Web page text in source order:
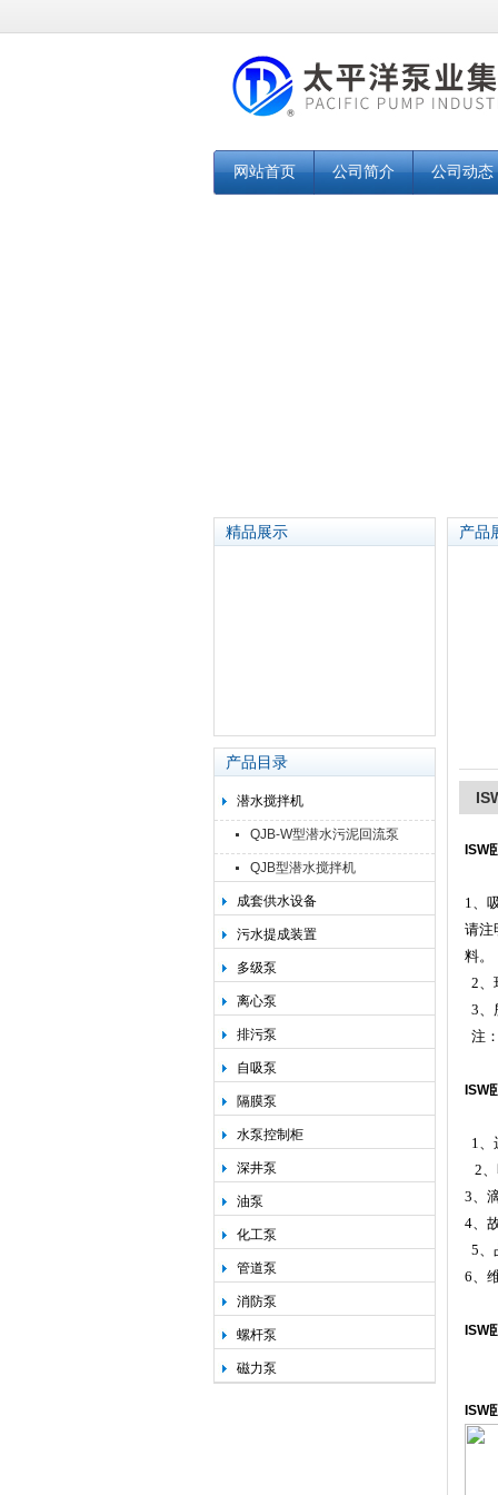
网站首页 公司简介 公司动态
精品展示
产品目录
潜水搅拌机
QJB-W型潜水污泥回流泵
QJB型潜水搅拌机
成套供水设备
污水提成装置
多级泵
离心泵
排污泵
自吸泵
隔膜泵
水泵控制柜
深井泵
油泵
化工泵
管道泵
消防泵
螺杆泵
磁力泵
产品
ISW
1、
请注
料。
2、
3、
注
ISW
1、
2
3、
4、
5、
6、
ISW
ISW